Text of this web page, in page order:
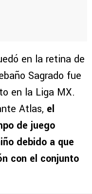
en la retina de
Sagrado fue
en la Liga MX.
Atlas, el
de juego
debido a que
con el conjunto